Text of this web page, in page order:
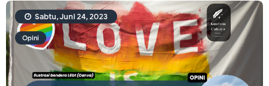
Opini
Sabtu, Juni 24, 2023